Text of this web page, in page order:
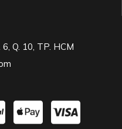
Q. 10, TP. HCM